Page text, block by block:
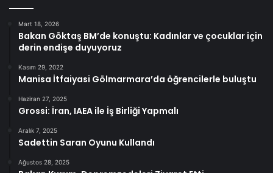
Mart 18, 2026
Bakan Göktaş BM’de konuştu: Kadınlar ve çocuklar için
derin endişe duyuyoruz
Kasım 29, 2022
Manisa İtfaiyasi Gölmarmara’da öğrencilerle buluştu
Haziran 27, 2025
Grossi: İran, IAEA ile İş Birliği Yapmalı
Aralık 7, 2025
Sadettin Saran Oyunu Kullandı
Ağustos 28, 2025